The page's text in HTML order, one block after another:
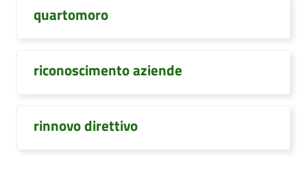
quartomoro
riconoscimento aziende
rinnovo direttivo